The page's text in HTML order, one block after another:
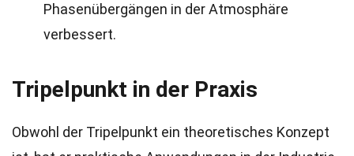
Phasenübergängen in der Atmosphäre
verbessert.
Tripelpunkt in der Praxis
Obwohl der Tripelpunkt ein theoretisches Konzept